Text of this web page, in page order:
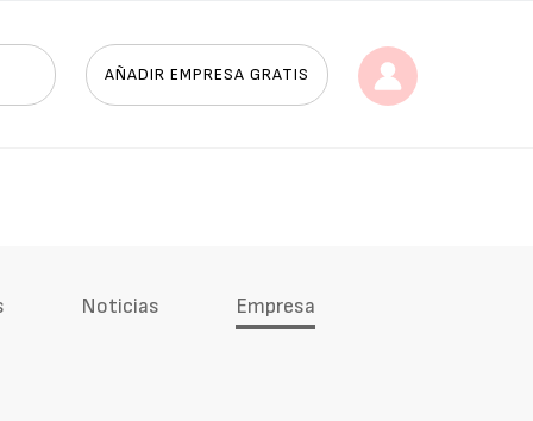
AÑADIR EMPRESA GRATIS
Noticias Empresa